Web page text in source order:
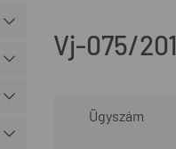
Vj-075/
Ügyszám